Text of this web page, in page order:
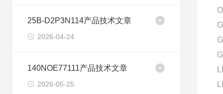
25B-D2P3N114产品技术文章
2026-04-24
140NOE77111产品技术文章
2026-05-25